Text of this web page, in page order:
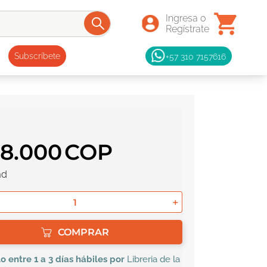
Subscríbete +57 310 7157616
.000
＋
COMPRAR
entre 1 a 3 días hábiles por Libreria de la